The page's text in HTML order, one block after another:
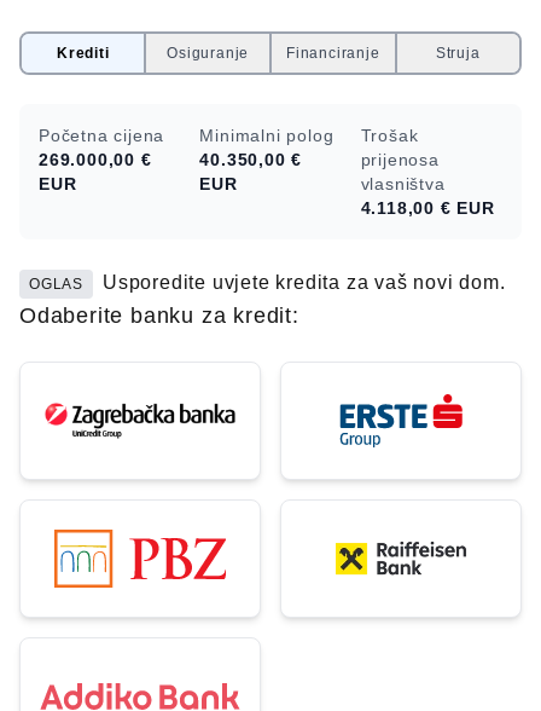
Krediti Osiguranje Financiranje Struja
Početna cijena
269.000,00 €
EUR
Minimalni polog
40.350,00 €
EUR
Trošak
prijenosa
vlasništva
4.118,00 € EUR
OGLAS Usporedite uvjete kredita za vaš novi dom.
Odaberite banku za kredit: